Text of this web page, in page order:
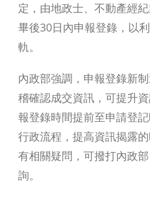
定，由地政士、不動產經
畢後30日內申報登錄，以
軌。
內政部強調，申報登錄新
稽確認成交資訊，可提升
報登錄時間提前至申請登
行政流程，提高資訊揭露
有相關疑問，可撥打內政
詢。